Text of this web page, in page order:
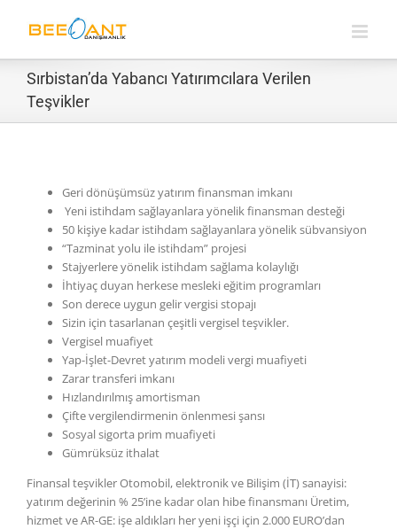
Sırbistan’da Yabancı Yatırımcılara Verilen
Teşvikler
Geri dönüşümsüz yatırım finansman imkanı
Yeni istihdam sağlayanlara yönelik finansman desteği
50 kişiye kadar istihdam sağlayanlara yönelik sübvansiyon
“Tazminat yolu ile istihdam” projesi
Stajyerlere yönelik istihdam sağlama kolaylığı
İhtiyaç duyan herkese mesleki eğitim programları
Son derece uygun gelir vergisi stopajı
Sizin için tasarlanan çeşitli vergisel teşvikler.
Vergisel muafiyet
Yap-İşlet-Devret yatırım modeli vergi muafiyeti
Zarar transferi imkanı
Hızlandırılmış amortisman
Çifte vergilendirmenin önlenmesi şansı
Sosyal sigorta prim muafiyeti
Gümrüksüz ithalat
Finansal teşvikler Otomobil, elektronik ve Bilişim (İT) sanayisi:
yatırım değerinin % 25’ine kadar olan hibe finansmanı Üretim,
hizmet ve AR-GE: işe aldıkları her yeni işçi için 2.000 EURO’dan